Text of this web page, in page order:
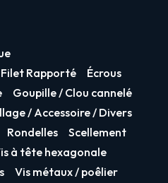
Rapporté
Écrous
Goupille / Clou cannelé
/ Accessoire / Divers
Rondelles
Scellement
à tête hexagonale
Vis métaux / poêlier